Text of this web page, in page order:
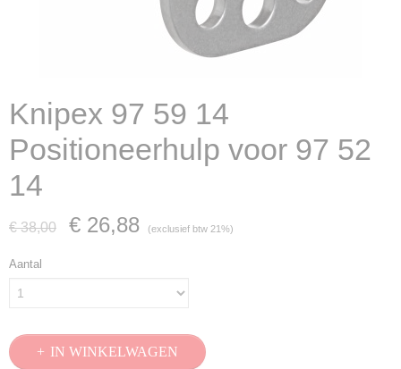
Knipex 97 59 14
Positioneerhulp voor 97 52
14
€ 38,00 € 26,88 (exclusief btw 21%)
Aantal
IN WINKELWAGEN